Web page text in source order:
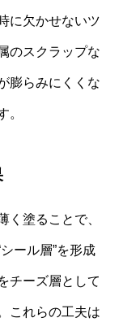
に欠かせないツ
のスクラップな
膨らみにくくな
。
く塗ることで、
ール層”を形成
チーズ層として
これらの工夫は